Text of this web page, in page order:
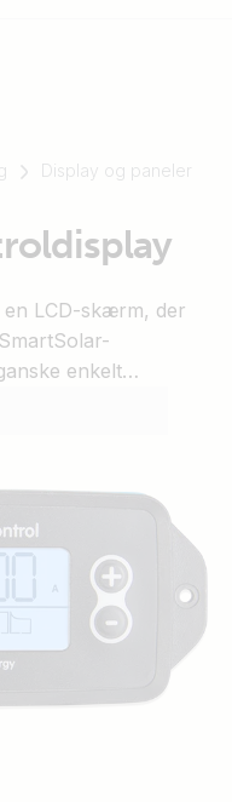
Display og paneler
LCD-skærm, der
enkelt
stikket på forsiden